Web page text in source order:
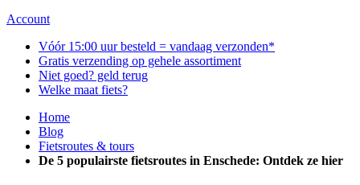
Account
Vóór 15:00 uur besteld = vandaag verzonden*
Gratis verzending op gehele assortiment
Niet goed? geld terug
Welke maat fiets?
Home
Blog
Fietsroutes & tours
De 5 populairste fietsroutes in Enschede: Ontdek ze hier